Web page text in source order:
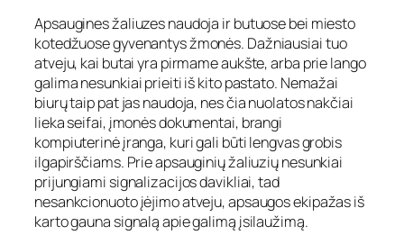
Apsaugines žaliuzes naudoja ir butuose bei miesto
kotedžuose gyvenantys žmonės. Dažniausiai tuo
atveju, kai butai yra pirmame aukšte, arba prie lango
galima nesunkiai prieiti iš kito pastato. Nemažai
biurų taip pat jas naudoja, nes čia nuolatos nakčiai
lieka seifai, įmonės dokumentai, brangi
kompiuterinė įranga, kuri gali būti lengvas grobis
ilgapirščiams. Prie apsauginių žaliuzių nesunkiai
prijungiami signalizacijos davikliai, tad
nesankcionuoto įėjimo atveju, apsaugos ekipažas iš
karto gauna signalą apie galimą įsilaužimą.